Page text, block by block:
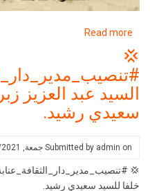
Read more
11ديسمبر2021بدار
الثقافة
عنابة
💢
السيد عبد العزيز
سعيدي رشيد.
Submitted by admin on جمعة, 12/10/2021 - 22:52
💢
خلفا للسيد سعيدي رشيد.